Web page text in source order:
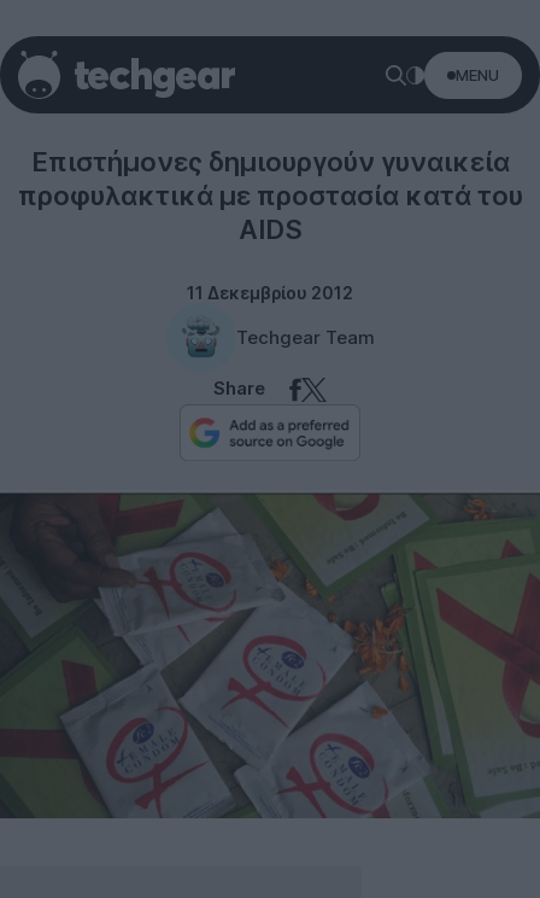
MENU
Επιστήμονες δημιουργούν γυναικεία
προφυλακτικά με προστασία κατά του
AIDS
11 Δεκεμβρίου 2012
Techgear Team
Share